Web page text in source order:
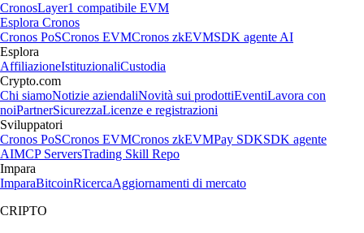
CronosLayer1 compatibile EVM
Esplora Cronos
Cronos PoSCronos EVMCronos zkEVMSDK agente AI
Esplora
AffiliazioneIstituzionaliCustodia
Crypto.com
Chi siamoNotizie aziendaliNovità sui prodottiEventiLavora con
noiPartnerSicurezzaLicenze e registrazioni
Sviluppatori
Cronos PoSCronos EVMCronos zkEVMPay SDKSDK agente
AIMCP ServersTrading Skill Repo
Impara
ImparaBitcoinRicercaAggiornamenti di mercato
CRIPTO